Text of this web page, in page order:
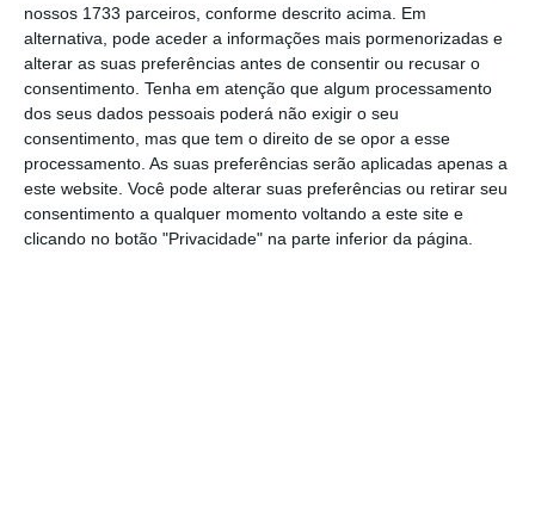
nossos 1733 parceiros, conforme descrito acima. Em
alternativa, pode aceder a informações mais pormenorizadas e
alterar as suas preferências antes de consentir ou recusar o
consentimento. Tenha em atenção que algum processamento
dos seus dados pessoais poderá não exigir o seu
consentimento, mas que tem o direito de se opor a esse
processamento. As suas preferências serão aplicadas apenas a
este website. Você pode alterar suas preferências ou retirar seu
consentimento a qualquer momento voltando a este site e
clicando no botão "Privacidade" na parte inferior da página.
semanas, de ataques com mísseis e drones
por parte do Irão, também membro da OPEP.
Ao mesmo tempo, o bloqueio do Estreito de
Ormuz por Teerão também limitou
severamente a capacidade dos Emirados
Árabes Unidos de exportar petróleo,
ameaçando os alicerces da sua economia.